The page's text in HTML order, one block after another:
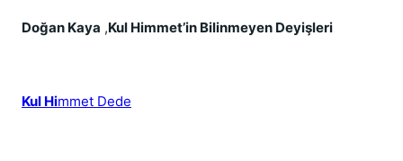
Doğan Kaya ,Kul Himmet’in Bilinmeyen Deyişleri
Kul Himmet Dede